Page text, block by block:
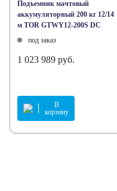
Подъемник мачтовый
аккумуляторный 200 кг 12/14
м TOR GTWY12-200S DC
под заказ
1 023 989 руб.
В
корзину